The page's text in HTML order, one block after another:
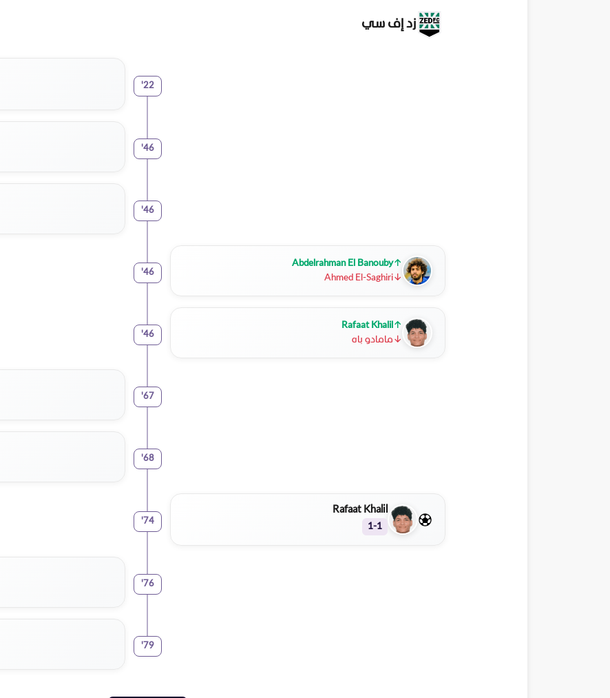
زد إف سي
22
'
46
'
46
'
↑
Abdelrahman El Banouby
↓
Ahmed El-Saghiri
46
'
↑
Rafaat Khalil
↓ مامادو باه
46
'
67
'
68
'
Rafaat Khalil
1-1
74
'
76
'
79
'